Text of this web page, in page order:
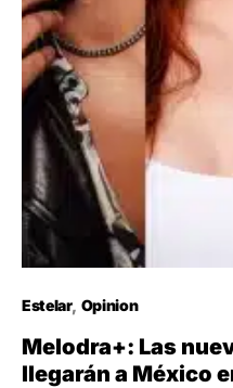
Estelar Opinion
Melodra+: Las
llegarán a México